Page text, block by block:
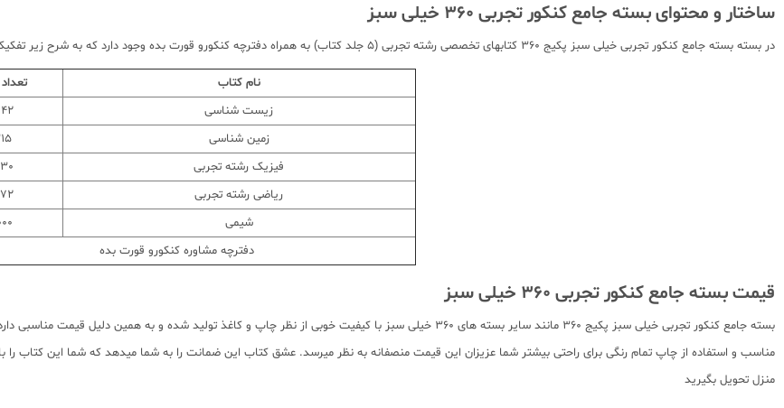
ساختار و محتوای بسته جامع کنکور تجربی 360 خیلی سبز
در بسته بسته جامع کنکور تجربی خیلی سبز پکیج 360 کتابهای تخصصی رشته تجربی (5 جلد کتاب) به همراه دفترچه کنکورو قورت بده وجود دارد که به شرح زیر تفکیک شده است :
نام کتاب
زیست شناسی
زمین شناسی
فیزیک رشته تجربی
ریاضی رشته تجربی
شیمی
دفترچه مشاوره کنکورو قورت بده
قیمت بسته جامع کنکور تجربی 360 خیلی سبز
بسته جامع کنکور تجربی خیلی سبز پکیج 360 مانند سایر بسته های 360 خیلی سبز با کیفیت خوبی از نظر چاپ و کاغذ تولید
مناسب و استفاده از چاپ تمام رنگی برای راحتی بیشتر شما عزیزان این قیمت منصفانه به نظر میرسد. عشق کتاب این ضمانت را به شما میدهد که شما این کتاب را
منزل تحویل بگیرید